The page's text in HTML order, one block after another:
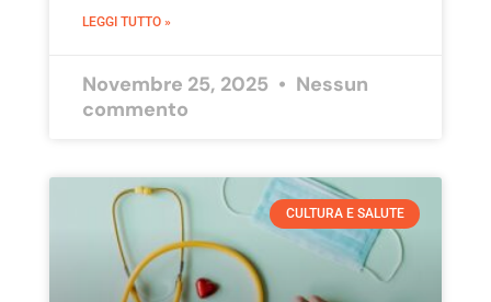
LEGGI TUTTO »
Novembre 25, 2025
Nessun
commento
CULTURA E SALUTE